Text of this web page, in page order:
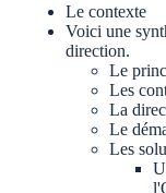
Le contexte
Voici une
direction.
Le
Les
La
Le
Les